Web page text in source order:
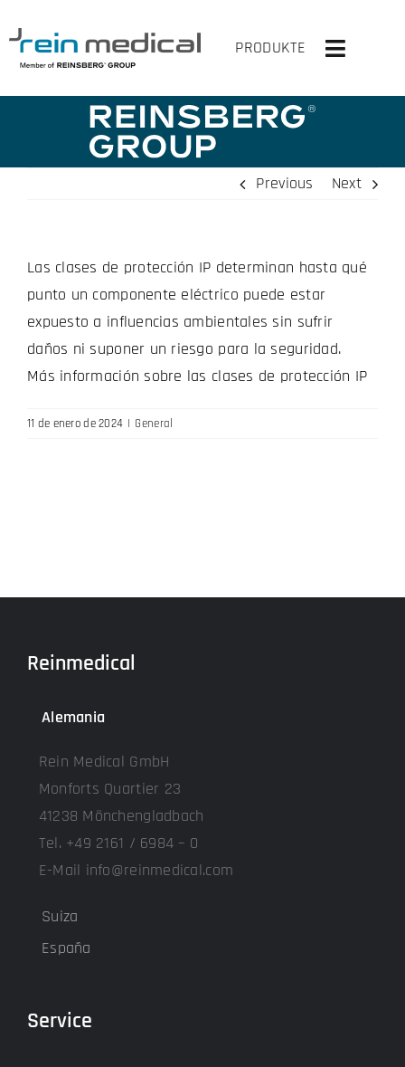
to
content
PRODUKTE
Toggle
INICIO
SOLUCIONES
VIRTUAL OP
LA EMPRESA
CONTACTA CON NOSOTROS
Previous Next
Las clases de protección IP determinan hasta qué
punto un componente eléctrico puede estar
expuesto a influencias ambientales sin sufrir
daños ni suponer un riesgo para la seguridad.
Más información sobre las clases de protección IP
11 de enero de 2024 | General
Reinmedical
Alemania
Rein Medical GmbH
Monforts Quartier 23
41238 Mönchengladbach
Tel. +49 2161 / 6984 – 0
E-Mail info@reinmedical.com
Suiza
España
Service